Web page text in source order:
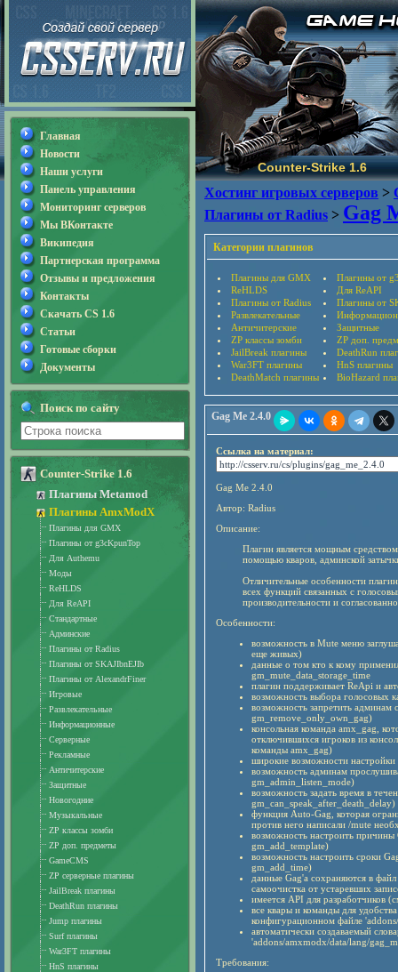
Counter-Strike 1.6
Хостинг игровых серверов >
Плагины от Radius > Gag
Категории плагинов
Плагины для GMX
Плагины от
ReHLDS
Для ReAPI
Плагины от Radius
Плагины от
Развлекательные
Античитерские
Защитные
ZP классы зомби
ZP доп.
JailBreak плагины
DeathRun
War3FT плагины
HnS плагины
DeathMatch плагины
BioHazard
Gag Me 2.4.0
Ссылка на материал:
Gag Me 2.4.0
Автор: Radius
Описание:
Плагин является мощным
помощью кваров, админской
Отличительные особенности
всех функций связанных с
производительности и
Особенности:
возможность в Mute меню
еще живых)
данные о том кто к кому
gm_mute_data_storage_time
плагин поддерживает ReApi и
возможность выбора голосовых
возможность запретить
gm_remove_only_own_gag)
консольная команда amx_gag,
отключившихся игроков из
команды amx_gag)
широкие возможности
возможность админам
gm_admin_listen_mode)
возможность задать время в
gm_can_speak_after_death_delay)
функция Auto-Gag, которая
против него написали /mute
возможность настроить
gm_add_template)
возможность настроить сроки
gm_add_time)
данные Gag'а сохраняются в
самоочистка от устаревших
имеется API для разработчиков
все квары и команды для
конфигурационном файле
автоматически создаваемый
'addons/amxmodx/data/lang/
Требования:
Главная
Новости
Наши услуги
Панель управления
Мониторинг серверов
Мы ВКонтакте
Википедия
Партнерская программа
Отзывы и предложения
Контакты
Скачать CS 1.6
Статьи
Готовые сборки
Документы
Поиск по сайту
Counter-Strike 1.6
Плагины Metamod
Плагины AmxModX
Плагины для GMX
Плагины от g3cKpunTop
Для Authemu
Моды
ReHLDS
Для ReAPI
Стандартные
Админские
Плагины от Radius
Плагины от SKAJIbnEJIb
Плагины от AlexandrFiner
Игровые
Развлекательные
Информационные
Серверные
Рекламные
Античитерские
Защитные
Новогодние
Музыкальные
ZP классы зомби
ZP доп. предметы
GameCMS
ZP серверные плагины
JailBreak плагины
DeathRun плагины
Jump плагины
Surf плагины
War3FT плагины
HnS плагины